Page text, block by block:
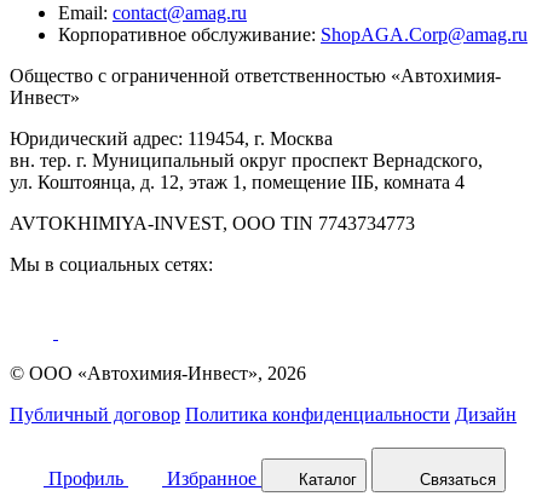
Email: contact@amag.ru
Корпоративное обслуживание: ShopAGA.Corp@amag.ru
Общество с ограниченной ответственностью «Автохимия-
Инвест»
Юридический адрес: 119454, г. Москва
вн. тер. г. Муниципальный округ проспект Вернадского,
ул. Коштоянца, д. 12, этаж 1, помещение IIБ, комната 4
AVTOKHIMIYA-INVEST, OOO TIN 7743734773
Мы в социальных сетях:
© ООО «Автохимия-Инвест», 2026
Публичный договор Политика конфиденциальности Дизайн
Профиль Избранное Каталог Связаться